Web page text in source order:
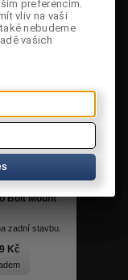
Bolt Mount
zadní stavbu.
Kč
preferencím.
vliv na vaši
nebudeme
vašich
preferencím.
vliv na vaši
nebudeme
vašich